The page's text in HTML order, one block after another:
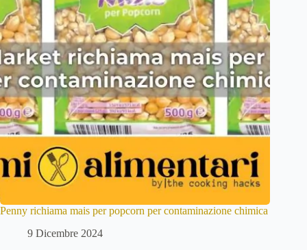
Penny richiama mais per popcorn per contaminazione chimica
9 Dicembre 2024